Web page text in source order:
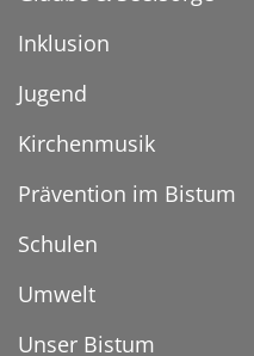
Inklusion
Jugend
Kirchenmusik
Prävention im Bistum
Schulen
Umwelt
Unser Bistum